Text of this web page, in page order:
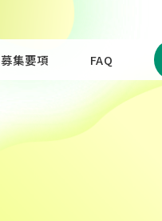
募集要項 FAQ